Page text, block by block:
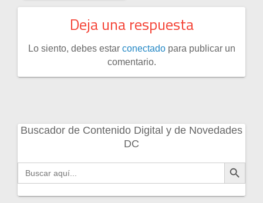
Deja una respuesta
Lo siento, debes estar conectadopara publicar un
comentario.
Buscador de Contenido Digital y de Novedades
DC
Buscar: Botón de búsqueda